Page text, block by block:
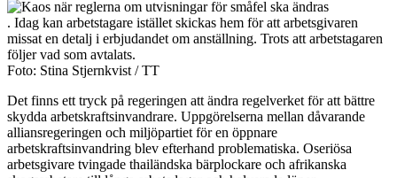
. Idag kan arbetstagare istället skickas hem för att arbetsgivaren
missat en detalj i erbjudandet om anställning. Trots att arbetstagaren
följer vad som avtalats.
Foto: Stina Stjernkvist / TT
Det finns ett tryck på regeringen att ändra regelverket för att bättre
skydda arbetskraftsinvandrare. Uppgörelserna mellan dåvarande
alliansregeringen och miljöpartiet för en öppnare
arbetskraftsinvandring blev efterhand problematiska. Oseriösa
arbetsgivare tvingade thailändska bärplockare och afrikanska